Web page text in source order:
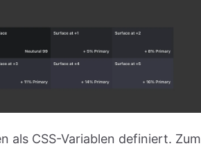
als CSS-Variablen definiert. Zum